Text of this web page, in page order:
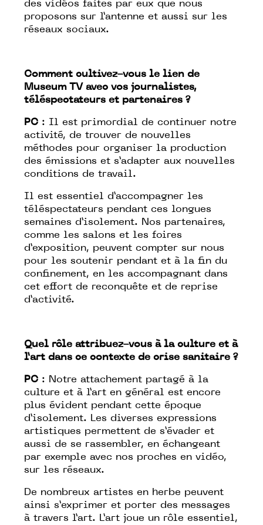
des vidéos faites par eux que nous
proposons sur l’antenne et aussi sur les
réseaux sociaux.
Comment cultivez-vous le lien de
Museum TV avec vos journalistes,
téléspectateurs et partenaires ?
PC : Il est primordial de continuer notre
activité, de trouver de nouvelles
méthodes pour organiser la production
des émissions et s’adapter aux nouvelles
conditions de travail.
Il est essentiel d’accompagner les
téléspectateurs pendant ces longues
semaines d’isolement. Nos partenaires,
comme les salons et les foires
d’exposition, peuvent compter sur nous
pour les soutenir pendant et à la fin du
confinement, en les accompagnant dans
cet effort de reconquête et de reprise
d’activité.
Quel rôle attribuez-vous à la culture et à
l’art dans ce contexte de crise sanitaire ?
PC : Notre attachement partagé à la
culture et à l’art en général est encore
plus évident pendant cette époque
d’isolement. Les diverses expressions
artistiques permettent de s’évader et
aussi de se rassembler, en échangeant
par exemple avec nos proches en vidéo,
sur les réseaux.
De nombreux artistes en herbe peuvent
ainsi s’exprimer et porter des messages
à travers l’art. L’art joue un rôle essentiel,